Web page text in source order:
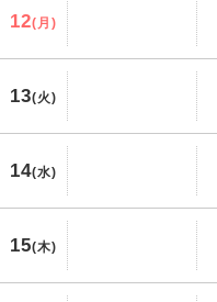
12(月)
13(火)
14(水)
15(木)